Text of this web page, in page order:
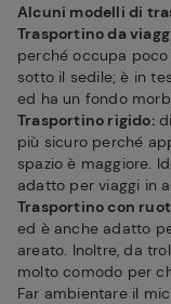
Alcuni modelli di
Trasportino da
perché occupa
sotto il sedile; è in
ed ha un fondo
Trasportino rigido:di
più sicuro perché
spazio è maggiore.
adatto per viaggi in
Trasportino con
ed è anche adatto
areato. Inoltre, da
molto comodo per
Far ambientare il